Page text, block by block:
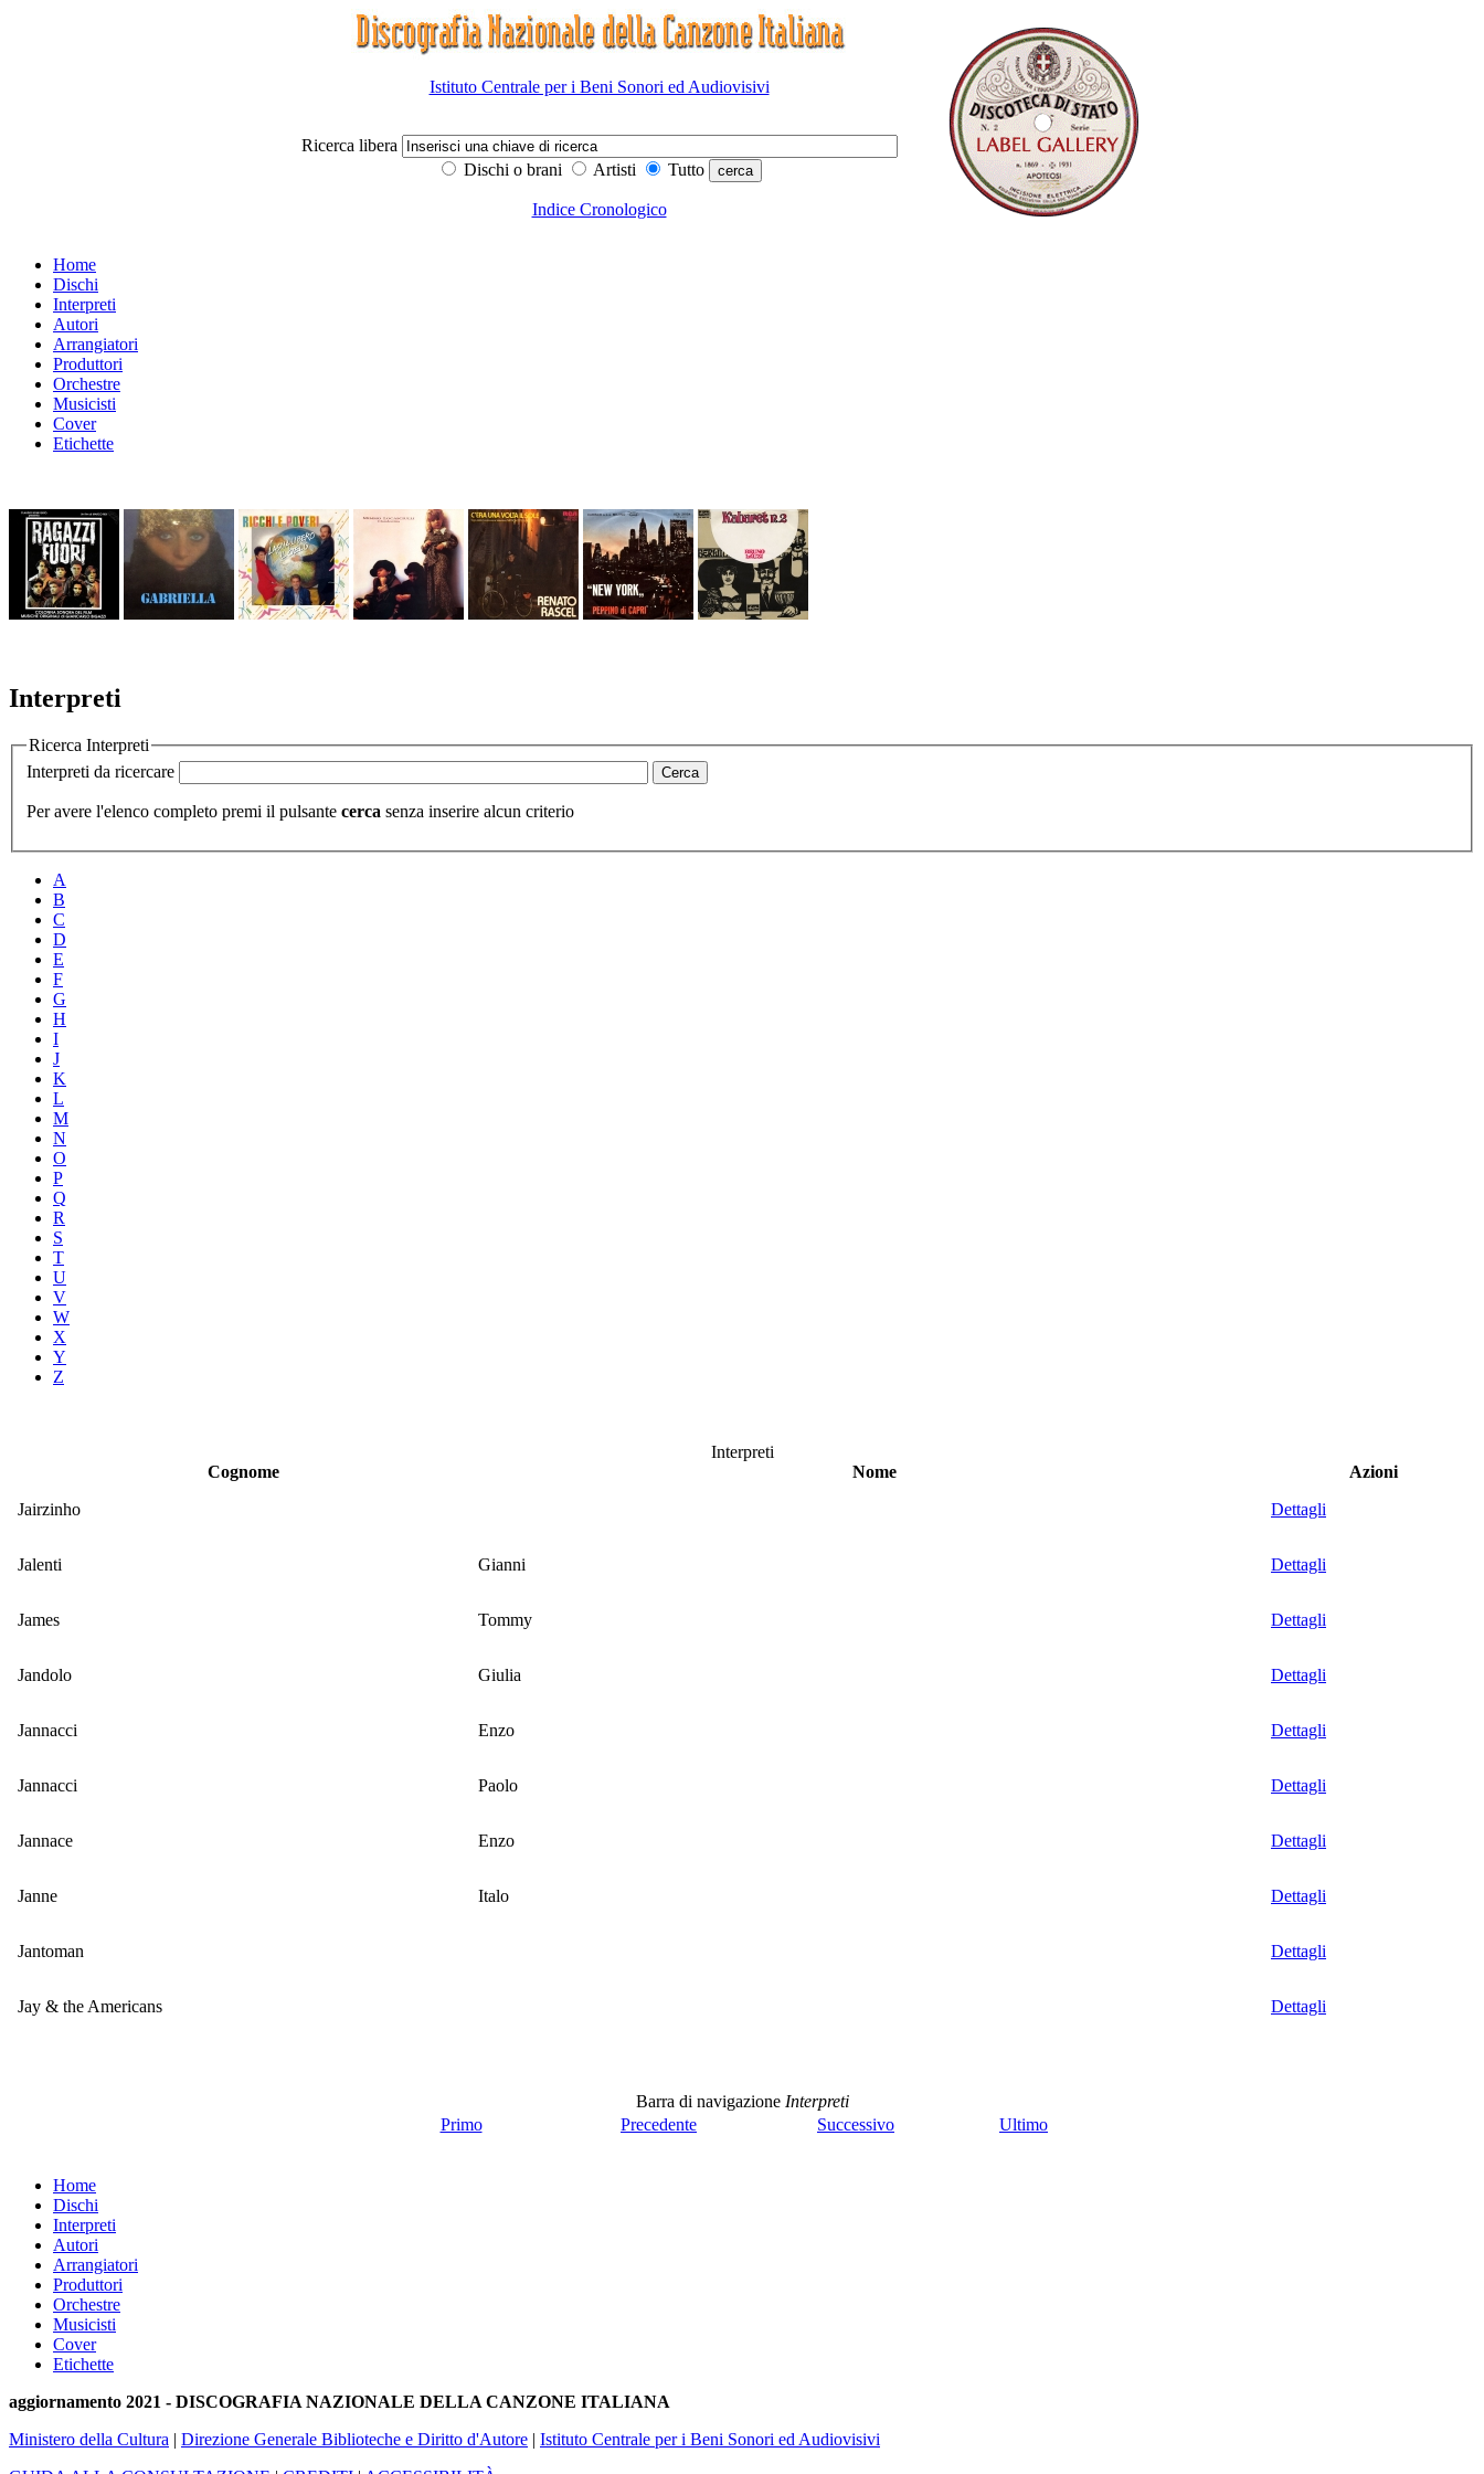
Istituto Centrale per i Beni Sonori ed Audiovisivi
Ricerca libera
Dischi o brani
Artisti Tutto
Indice Cronologico
Home
Dischi
Interpreti
Autori
Arrangiatori
Produttori
Orchestre
Musicisti
Cover
Etichette
Interpreti
Ricerca Interpreti
Interpreti da ricercare
Per avere l'elenco completo premi il pulsante cerca senza inserire alcun criterio
A
B
C
D
E
F
G
H
I
J
K
L
M
N
O
P
Q
R
S
T
U
V
W
X
Y
Z
Interpreti
Cognome
Nome
Azioni
Jairzinho
Dettagli
Jalenti Gianni Dettagli
James Tommy Dettagli
Jandolo Giulia Dettagli
Jannacci Enzo Dettagli
Jannacci Paolo Dettagli
Jannace Enzo Dettagli
Janne Italo Dettagli
Jantoman Dettagli
Jay & the Americans Dettagli
Barra di navigazione Interpreti
Primo
Precedente Successivo Ultimo
Home
Dischi
Interpreti
Autori
Arrangiatori
Produttori
Orchestre
Musicisti
Cover
Etichette
aggiornamento 2021 - DISCOGRAFIA NAZIONALE DELLA CANZONE ITALIANA
Ministero della Cultura | Direzione Generale Biblioteche e Diritto d'Autore | Istituto Centrale per i Beni Sonori ed Audiovisivi